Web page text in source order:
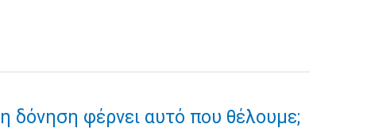
δόνηση φέρνει αυτό που θέλουμε;